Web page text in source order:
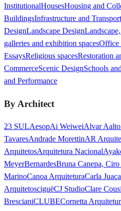
InstitutionalHousesHousing and
BuildingsInfrastructure and
DesignLandscape Design
galleries and exhibition spacesOffice
EssaysReligious spacesRestoration
CommerceScenic DesignSchools
and Performance
By Architect
23 SULAesopAi WeiweiAlvar Aalto
TavaresAndrade MorettinAR
ArquitetosArquitetura Nacional
MeyerBernardesBruna Canepa,
MarinoCanoa ArquiteturaCarla
ArquitetosciguëCJ StudioClare
BrescianiCLUBECornetta